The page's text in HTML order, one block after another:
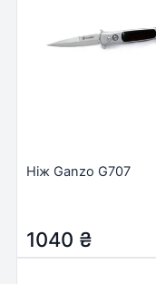
Ніж Ganzo G707
1040 ₴